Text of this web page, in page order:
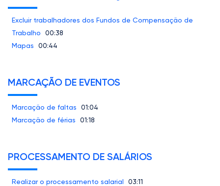
Excluir trabalhadores dos Fundos de Compensação de
Trabalho
00:38
Mapas
00:44
MARCAÇÃO DE EVENTOS
Marcação de faltas
01:04
Marcação de férias
01:18
PROCESSAMENTO DE SALÁRIOS
Realizar o processamento salarial
03:11